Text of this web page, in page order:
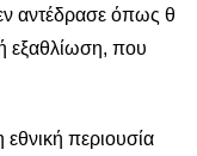
αντέδρασε όπως θ
εξαθλίωση, που
περιουσία